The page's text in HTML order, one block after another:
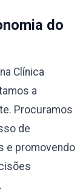
do
Clínica
a
Procuramos
de
e promovendo